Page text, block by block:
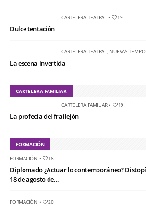
CARTELERA TEATRAL• 19
Dulce tentación
CARTELERA TEATRAL, NUEVAS
La escena invertida
CARTELERA FAMILIAR
CARTELERA FAMILIAR• 19
La profecía del frailejón
FORMACIÓN
FORMACIÓN • 18
Diplomado ¿Actuar lo contemporáneo?
18 de agosto de...
FORMACIÓN • 20